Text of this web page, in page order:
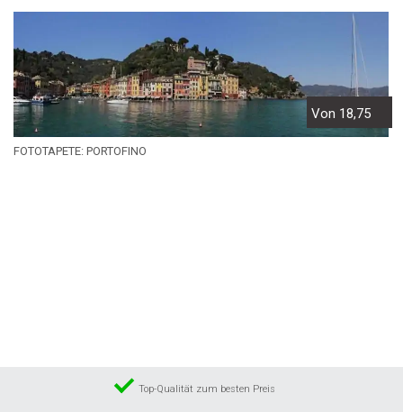
Von 18,75
FOTOTAPETE: PORTOFINO
Top-Qualität zum besten Preis